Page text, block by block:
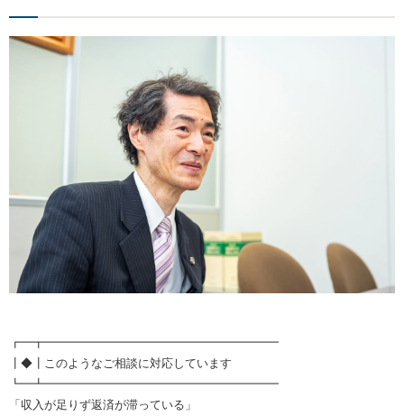
┏━┳━━━━━━━━━━━━━━━━━━━━
┃◆┃このようなご相談に対応しています
┗━┻━━━━━━━━━━━━━━━━━━━━
「収入が足りず返済が滞っている」